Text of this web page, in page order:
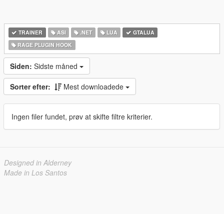
TRAINER ASI .NET LUA
GTALUA
RAGE PLUGIN HOOK
Siden: Sidste måned
Sorter efter: Mest downloadede
Ingen filer fundet, prøv at skifte filtre kriterier.
Designed in Alderney
Made in Los Santos